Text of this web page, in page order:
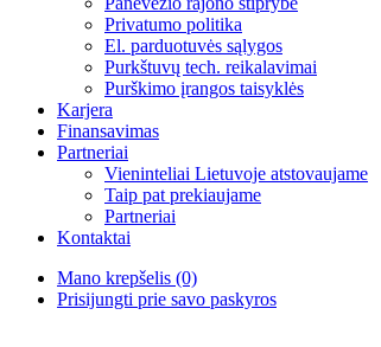
Privatumo politika
El. parduotuvės sąlygos
Purkštuvų tech. reikalavimai
Purškimo įrangos taisyklės
Karjera
Finansavimas
Partneriai
Vieninteliai Lietuvoje atstovaujame
Taip pat prekiaujame
Partneriai
Kontaktai
Mano krepšelis (0)
Prisijungti prie savo paskyros